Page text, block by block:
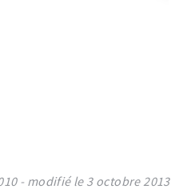
publication le 7 juillet 2010 - modifié le 3 octobre 2013